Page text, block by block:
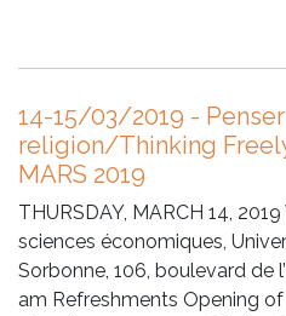
14-15/03/2019 -
religion/Thinking
MARS 2019
THURSDAY, MARCH 14,
sciences économiques,
Sorbonne, 106, boulevard de
am Refreshments Opening